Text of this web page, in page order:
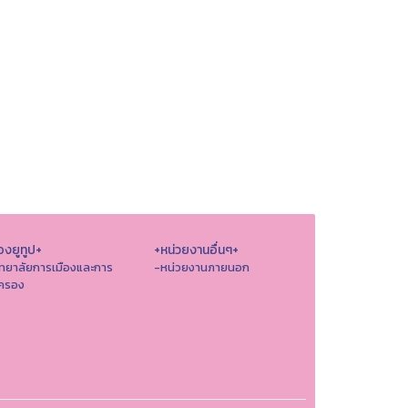
งยูทูป+
ยาลัยการเมืองและการ
รอง
+หน่วยงานอื่นๆ+
-หน่วยงานภายนอก